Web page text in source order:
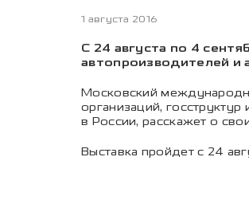
1 августа 2016
С 24 августа по 4
автопроизводителей и
Московский
организаций,
в России, расскажет о
Выставка пройдет с 24